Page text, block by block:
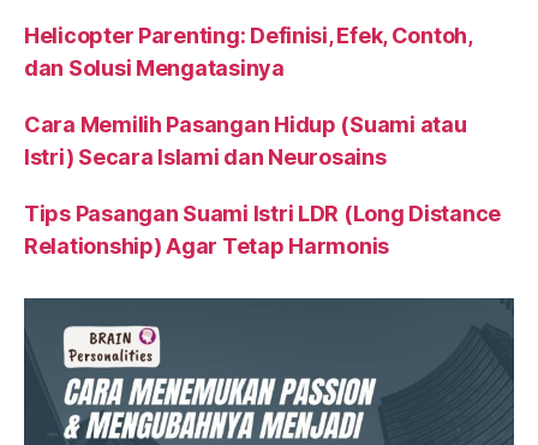
Helicopter Parenting: Definisi, Efek, Contoh,
dan Solusi Mengatasinya
Cara Memilih Pasangan Hidup (Suami atau
Istri) Secara Islami dan Neurosains
Tips Pasangan Suami Istri LDR (Long Distance
Relationship) Agar Tetap Harmonis